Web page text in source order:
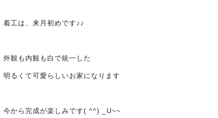
着工は、来月初めです♪♪
外観も内観も白で統一した
明るくて可愛らしいお家になります
今から完成が楽しみです( ^^) _U~~